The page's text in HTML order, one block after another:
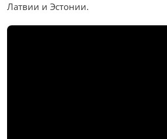
Латвии и Эстонии.